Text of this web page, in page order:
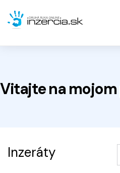
Vitajte na mojom
Inzeráty